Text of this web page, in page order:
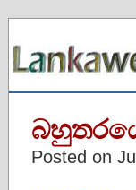
Posted on